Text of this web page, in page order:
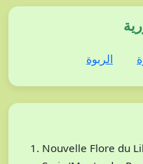
الربوة
Nouvelle Flore du